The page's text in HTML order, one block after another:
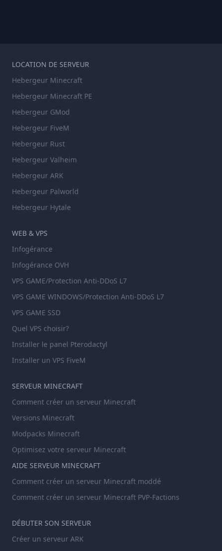
LOCATION DE SERVEUR
Hebergeur Minecraft
Hebergeur Minecraft PE
Hebergeur GMod
Hebergeur FiveM
Hebergeur Rust
Hebergeur Valheim
Hebergeur ARK
Hebergeur Palworld
Hebergeur Hytale
WEB & VPS
Infogérance
Infogérance OVH
VPS GAME/Protection Anti-DDoS L7
VPS GAME WINDOWS/Protection Anti-DDoS L7
VPS GAME SSD
Quel VPS choisir?
Installer le panel Pterodactyl
Installer un VPS FiveM
SERVEUR MINECRAFT
Comment créer un serveur Minecraft
Versions Minecraft
Modpacks Minecraft
Optimisez votre serveur Minecraft
AIDE SERVEUR MINECRAFT
Comment créer un serveur Minecraft moddé
Comment créer un serveur Minecraft PVP-Factions
DÉBUTER SON SERVEUR
Créer un serveur ARK